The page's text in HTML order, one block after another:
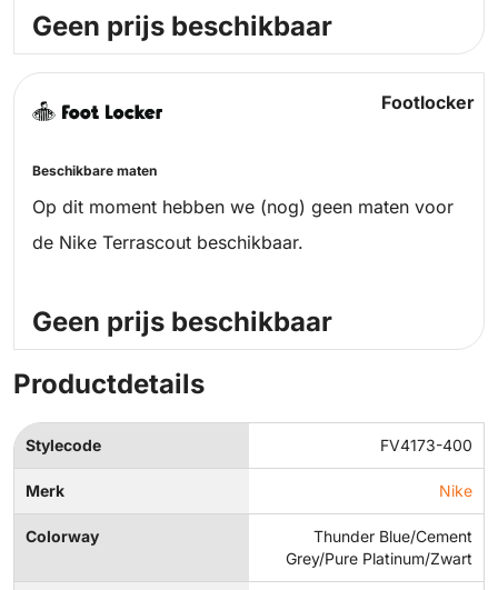
Geen prijs beschikbaar
Footlocker
Beschikbare maten
Op dit moment hebben we (nog) geen maten voor
de Nike Terrascout beschikbaar.
Geen prijs beschikbaar
Productdetails
Stylecode FV4173-400
Merk Nike
Colorway
Thunder Blue/Cement
Grey/Pure Platinum/Zwart